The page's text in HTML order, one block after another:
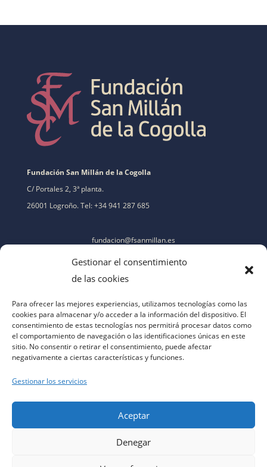
Gestionar el consentimiento
de las cookies
Para ofrecer las mejores experiencias, utilizamos tecnologías como las
cookies para almacenar y/o acceder a la información del dispositivo. El
consentimiento de estas tecnologías nos permitirá procesar datos como
el comportamiento de navegación o las identificaciones únicas en este
sitio. No consentir o retirar el consentimiento, puede afectar
negativamente a ciertas características y funciones.
Gestionar los servicios
Aceptar
Denegar
Fundación San Millán de la Cogolla
C/ Portales 2, 3ª planta.
26001 Logroño. Tel: +34 941 287 685
fundacion@fsanmillan.es
política de privacidad|política de cookies